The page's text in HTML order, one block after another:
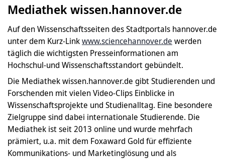
Mediathek wissen.hannover.de
Auf den Wissenschaftsseiten des Stadtportals hannover.de
unter dem Kurz-Linkwww.sciencehannover.de werden
täglich die wichtigsten Presseinformationen am
Hochschul-und Wissenschaftsstandort gebündelt.
Die Mediathek wissen.hannover.de gibt Studierenden und
Forschenden mit vielen Video-Clips Einblicke in
Wissenschaftsprojekte und Studienalltag. Eine besondere
Zielgruppe sind dabei internationale Studierende. Die
Mediathek ist seit 2013 online und wurde mehrfach
prämiert, u.a. mit dem Foxaward Gold für effiziente
Kommunikations- und Marketinglösung und als